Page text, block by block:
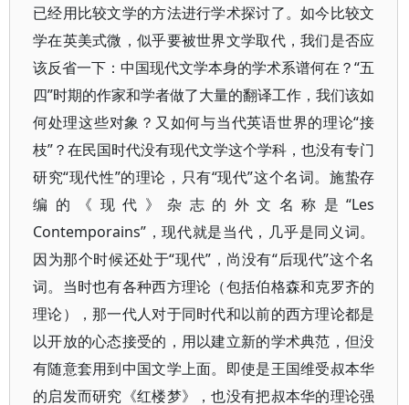
已经用比较文学的方法进行学术探讨了。如今比较文
学在英美式微，似乎要被世界文学取代，我们是否应
该反省一下：中国现代文学本身的学术系谱何在？“五
四”时期的作家和学者做了大量的翻译工作，我们该如
何处理这些对象？又如何与当代英语世界的理论“接
枝”？在民国时代没有现代文学这个学科，也没有专门
研究“现代性”的理论，只有“现代”这个名词。施蛰存
编的《现代》杂志的外文名称是“Les
Contemporains”，现代就是当代，几乎是同义词。
因为那个时候还处于“现代”，尚没有“后现代”这个名
词。当时也有各种西方理论（包括伯格森和克罗齐的
理论），那一代人对于同时代和以前的西方理论都是
以开放的心态接受的，用以建立新的学术典范，但没
有随意套用到中国文学上面。即使是王国维受叔本华
的启发而研究《红楼梦》，也没有把叔本华的理论强